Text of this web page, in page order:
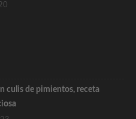
culis de pimientos, receta